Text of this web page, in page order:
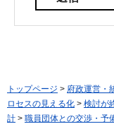
トップページ > 府政運営・
ロセスの見える化 > 検討が
計 > 職員団体との交渉・予